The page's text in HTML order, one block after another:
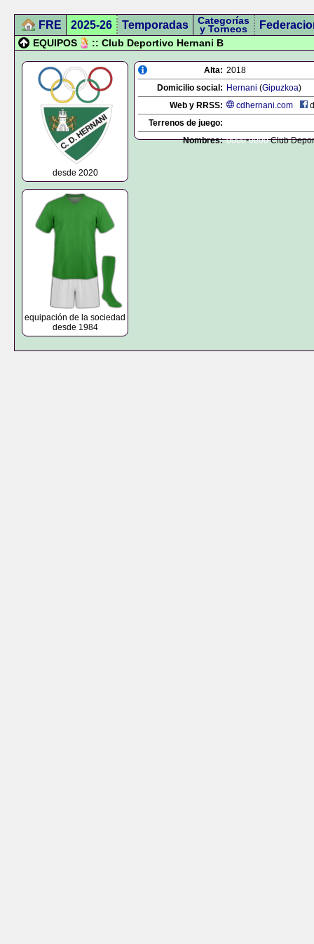
FRE 2025-26 Temporadas Categorías
y Torneos
EQUIPOS :: Club Deportivo Hernani B
desde 2020
equipación de la sociedad
desde 1984
Alta: 2018
Domicilio social: Hernani (Gipuzkoa)
Web y RRSS:
cdhernani.com
Terrenos de juego:
Nombres: 0000-0000Club